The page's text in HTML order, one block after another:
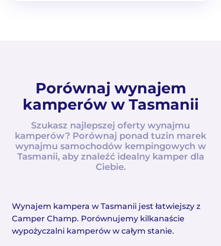
Porównaj wynajem
kamperów w Tasmanii
Szukasz najlepszej oferty wynajmu
kamperów? Porównaj ponad tuzin marek
wynajmu samochodów kempingowych w
Tasmanii, aby znaleźć idealny kamper dla
Ciebie.
Wynajem kampera w Tasmanii jest łatwiejszy z
Camper Champ. Porównujemy kilkanaście
wypożyczalni kamperów w całym stanie.